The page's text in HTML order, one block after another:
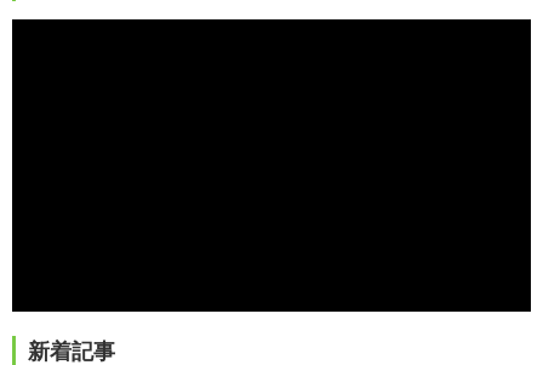
新着記事